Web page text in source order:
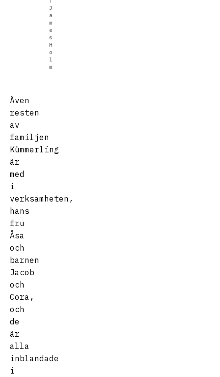
J
a
m
e
s
H
o
l
m
Även
resten
av
familjen
Kümmerling
är
med
i
verksamheten,
hans
fru
Åsa
och
barnen
Jacob
och
Cora,
och
de
är
alla
inblandade
i